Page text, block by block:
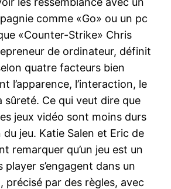
comme «Go» ou un pc
«Counter-Strike» Chris
de ordinateur, définit
quatre facteurs bien
l’apparence, l’interaction, le
sûreté. Ce qui veut dire que
jeux vidéo sont moins durs
jeu. Katie Salen et Eric de
remarquer qu’un jeu est un
player s’engagent dans un
par des règles, avec